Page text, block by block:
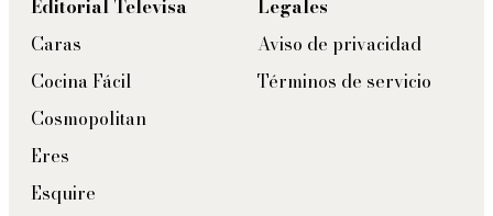
Editorial Televisa
Caras
Cocina Fácil
Cosmopolitan
Eres
Esquire
Legales
Aviso de privacidad
Términos de servicio